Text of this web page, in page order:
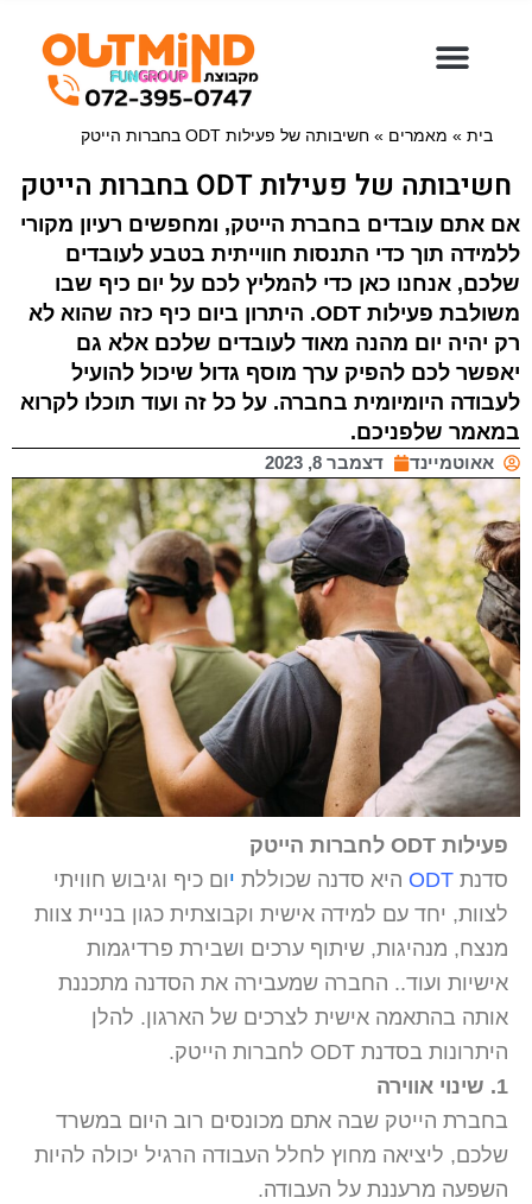
בית » מאמרים » חשיבותה של פעילות ODT בחברות הייטק
חשיבותה של פעילות ODT בחברות הייטק
אם אתם עובדים בחברת הייטק, ומחפשים רעיון מקורי
ללמידה תוך כדי התנסות חווייתית בטבע לעובדים
שלכם, אנחנו כאן כדי להמליץ לכם על יום כיף שבו
משולבת פעילות ODT. היתרון ביום כיף כזה שהוא לא
רק יהיה יום מהנה מאוד לעובדים שלכם אלא גם
יאפשר לכם להפיק ערך מוסף גדול שיכול להועיל
לעבודה היומיומית בחברה. על כל זה ועוד תוכלו לקרוא
במאמר שלפניכם.
אאוטמיינד דצמבר 8, 2023
פעילות
לחברות הייטק
סדנת ODT היא סדנה שכוללת יום כיף וגיבוש חוויתי
לצוות, יחד עם למידה אישית וקבוצתית כגון בניית צוות
מנצח, מנהיגות, שיתוף ערכים ושבירת פרדיגמות
אישיות ועוד.. החברה שמעבירה את הסדנה מתכננת
אותה בהתאמה אישית לצרכים של הארגון. להלן
היתרונות בסדנת ODT לחברות הייטק.
1. שינוי אווירה
בחברת הייטק שבה אתם מכונסים רוב היום במשרד
שלכם, ליציאה מחוץ לחלל העבודה הרגיל יכולה להיות
השפעה מרעננת על העבודה.